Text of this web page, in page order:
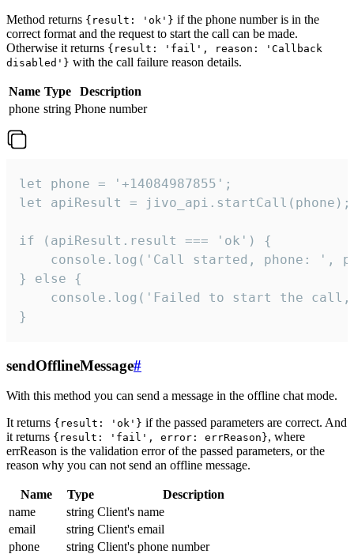
Method returns {result: 'ok'} if the phone number is in the
correct format and the request to start the call can be made.
Otherwise it returns {result: 'fail', reason: 'Callback
disabled'} with the call failure reason details.
Name Type
Description
phone string Phone number
let phone = '+14084987855';
let apiResult = jivo_api.startCall(phone);
if (apiResult.result === 'ok') {
console.log('Call started, phone: ',
} else {
console.log('Failed to start the
}
sendOfflineMessage#
With this method you can send a message in the offline chat mode.
It returns {result: 'ok'} if the passed parameters are correct. And
it returns {result: 'fail', error: errReason}, where
errReason is the validation error of the passed parameters, or the
reason why you can not send an offline message.
Name Type
Description
name
string Client's name
email
string Client's email
phone
string Client's phone number